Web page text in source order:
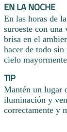
EN LA NOCHE
En las horas de
suroeste con
brisa en el
hacer de todo
cielo
TIP
Mantén un lugar
iluminación y
correctamente y